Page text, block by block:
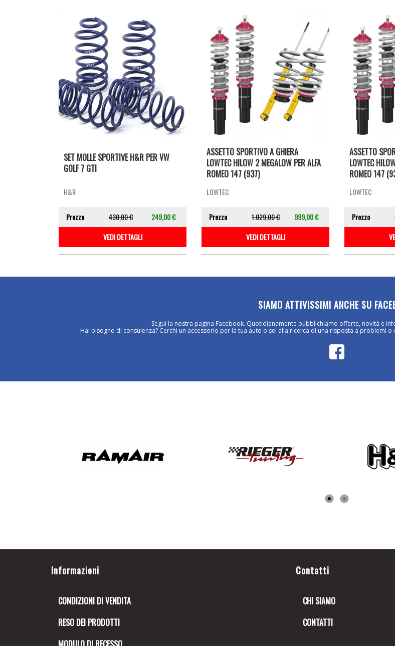
SET MOLLE SPORTIVE H&R PER VW
GOLF 7 GTI
H&R
Prezzo 430,00 €
249,00 €
VEDI DETTAGLI
ASSETTO SPORTIVO A GHIERA
LOWTEC HILOW 2 MEGALOW PER ALFA
ROMEO 147 (937)
LOWTEC
Prezzo 1.029,00 €
999,00 €
VEDI DETTAGLI
ASSETTO
LOWTEC
ROMEO 147
LOWTEC
Prezzo
SIAMO ATTIVISSIMI ANCHE SU
Segui la nostra pagina Facebook. Quotidianamente pubblichiamo offerte, novità e
Hai bisogno di consulenza? Cerchi un accessorio per la tua auto o sei alla ricerca di una risposta a problemi
Informazioni
CONDIZIONI DI VENDITA
RESO DEI PRODOTTI
Contatti
CHI SIAMO
CONTATTI